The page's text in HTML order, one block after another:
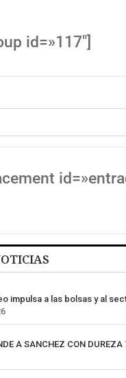
id=»117″]
impulsa a las bolsas y al
A SANCHEZ CON DUREZA